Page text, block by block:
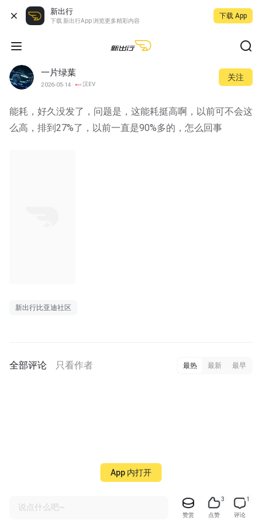
新出行
下载 新出行App 浏览更多精彩内容
下载 App
一片绿葉
2026-05-14 汉EV
关注
能耗，好久没发了，问题是，这能耗挺高啊，以前可不会这
么高，排到27%了，以前一直是90%多的，怎么回事
新出行比亚迪社区
全部评论 只看作者 最热 最新 最早
说点什么吧~
赞赏
3
点赞
1
评论
App 内打开